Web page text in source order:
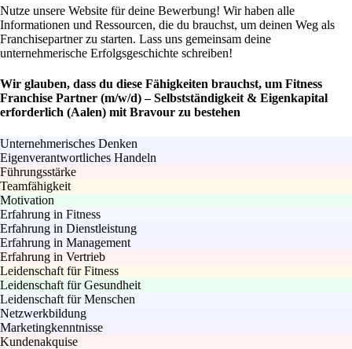
Nutze unsere Website für deine Bewerbung! Wir haben alle
Informationen und Ressourcen, die du brauchst, um deinen Weg als
Franchisepartner zu starten. Lass uns gemeinsam deine
unternehmerische Erfolgsgeschichte schreiben!
Wir glauben, dass du diese Fähigkeiten brauchst, um Fitness
Franchise Partner (m/w/d) – Selbstständigkeit & Eigenkapital
erforderlich (Aalen) mit Bravour zu bestehen
Unternehmerisches Denken
Eigenverantwortliches Handeln
Führungsstärke
Teamfähigkeit
Motivation
Erfahrung in Fitness
Erfahrung in Dienstleistung
Erfahrung in Management
Erfahrung in Vertrieb
Leidenschaft für Fitness
Leidenschaft für Gesundheit
Leidenschaft für Menschen
Netzwerkbildung
Marketingkenntnisse
Kundenakquise